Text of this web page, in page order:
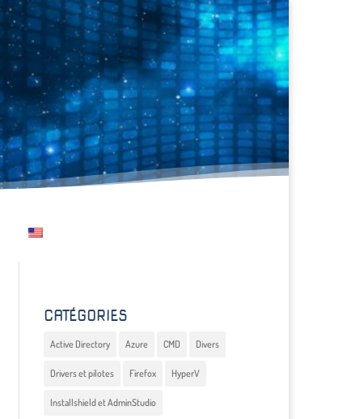
CATÉGORIES
Active Directory Azure CMD Divers
Drivers et pilotes Firefox HyperV
Installshield et AdminStudio